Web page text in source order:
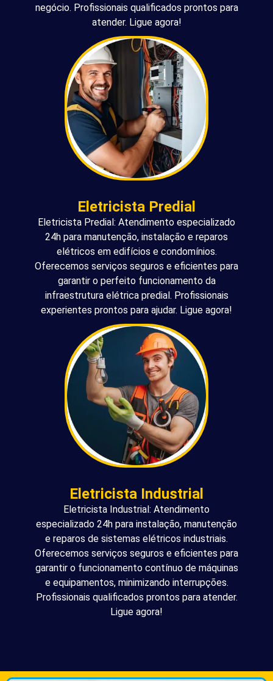
negócio. Profissionais qualificados prontos para
atender. Ligue agora!
Eletricista Predial
Eletricista Predial: Atendimento especializado
24h para manutenção, instalação e reparos
elétricos em edifícios e condomínios.
Oferecemos serviços seguros e eficientes para
garantir o perfeito funcionamento da
infraestrutura elétrica predial. Profissionais
experientes prontos para ajudar. Ligue agora!
Eletricista Industrial
Eletricista Industrial: Atendimento
especializado 24h para instalação, manutenção
e reparos de sistemas elétricos industriais.
Oferecemos serviços seguros e eficientes para
garantir o funcionamento contínuo de máquinas
e equipamentos, minimizando interrupções.
Profissionais qualificados prontos para atender.
Ligue agora!